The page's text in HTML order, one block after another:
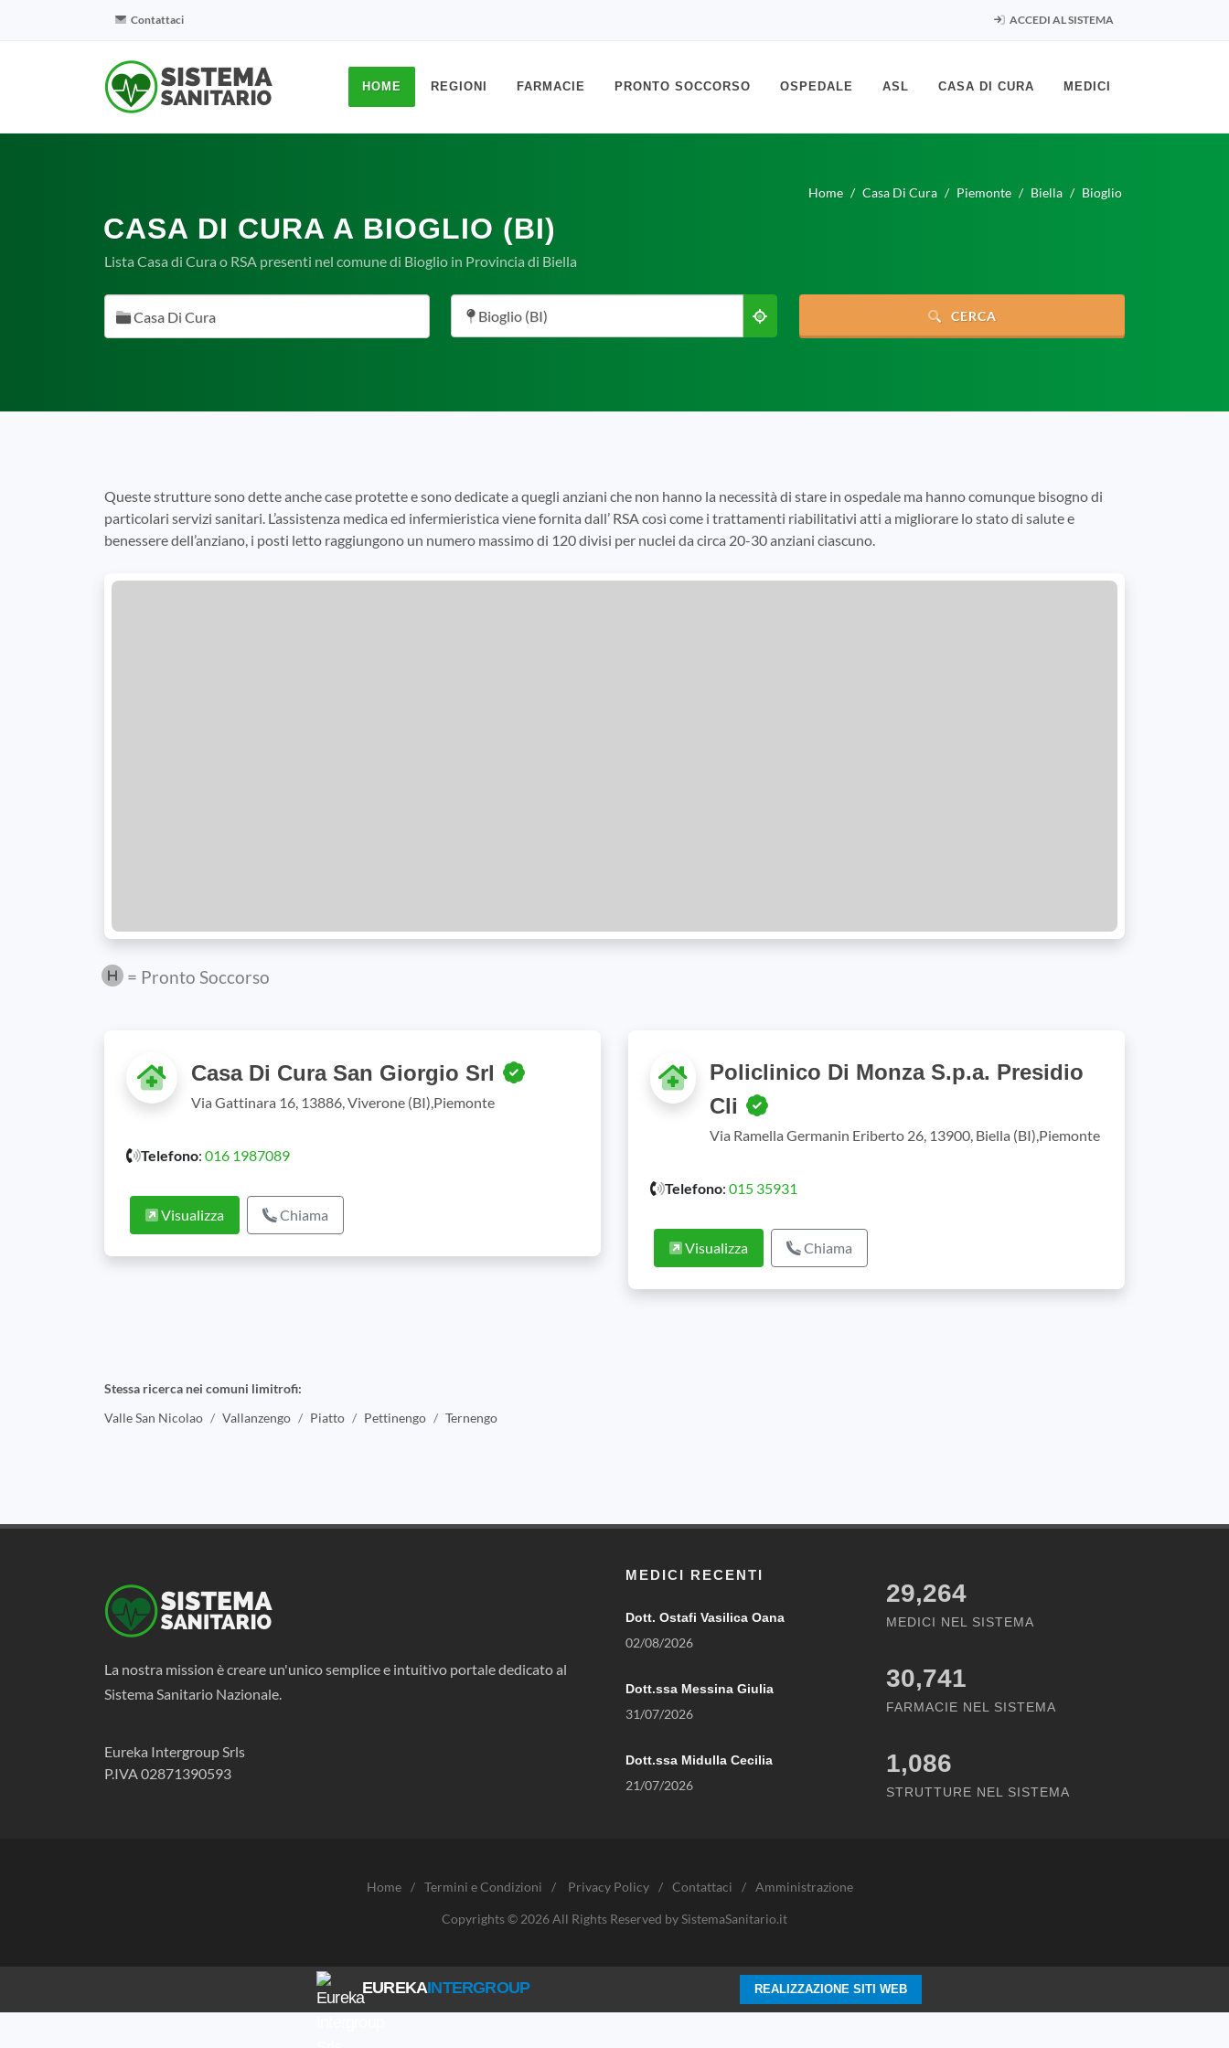
Contattaci ACCEDI AL SISTEMA
HOME REGIONI FARMACIE PRONTO SOCCORSO OSPEDALE ASL CASA DI CURA MEDICI
Home Casa Di Cura Piemonte Biella Bioglio
CASA DI CURA A BIOGLIO (BI)
Lista Casa di Cura o RSA presenti nel comune di Bioglio in Provincia di Biella
Casa Di Cura Bioglio (BI) CERCA
Queste strutture sono dette anche case protette e sono dedicate a quegli anziani che non hanno la necessità di stare in ospedale ma hanno comunque bisogno di
particolari servizi sanitari. L’assistenza medica ed infermieristica viene fornita dall’ RSA così come i trattamenti riabilitativi atti a migliorare lo stato di salute e
benessere dell’anziano, i posti letto raggiungono un numero massimo di 120 divisi per nuclei da circa 20-30 anziani ciascuno.
= Pronto Soccorso
Casa Di Cura San Giorgio Srl
Via Gattinara 16, 13886, Viverone (BI),Piemonte
Telefono: 016 1987089
Visualizza Chiama
Policlinico Di Monza S.p.a. Presidio
Cli
Via Ramella Germanin Eriberto 26, 13900, Biella (BI),Piemonte
Telefono: 015 35931
Visualizza Chiama
Stessa ricerca nei comuni limitrofi:
Valle San Nicolao
Vallanzengo Piatto Pettinengo Ternengo
La nostra mission è creare un'unico semplice e intuitivo portale dedicato al
Sistema Sanitario Nazionale.
Eureka Intergroup Srls
P.IVA 02871390593
MEDICI RECENTI
Dott. Ostafi Vasilica Oana
02/08/2026
Dott.ssa Messina Giulia
31/07/2026
Dott.ssa Midulla Cecilia
21/07/2026
29,264
MEDICI NEL SISTEMA
30,741
FARMACIE NEL SISTEMA
1,086
STRUTTURE NEL SISTEMA
Home / Termini e Condizioni / Privacy Policy / Contattaci / Amministrazione
Copyrights © 2026 All Rights Reserved by SistemaSanitario.it
EUREKAINTERGROUP REALIZZAZIONE SITI WEB